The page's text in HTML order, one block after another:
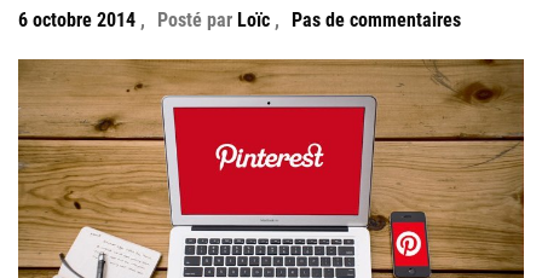
6 octobre 2014 , Posté par Loïc , Pas de commentaires